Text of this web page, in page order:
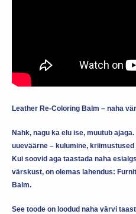
Leather Re-Coloring Balm – naha
Nahk, nagu ka elu ise, muutub
uueväärne – kulumine,
Kui soovid aga taastada naha
värskust, on olemas lahendus:
Balm.
See toode on loodud naha värvi